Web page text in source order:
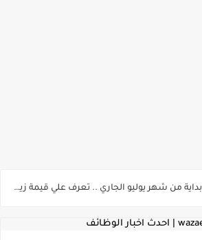
بداية من شهر يوليو الجاري .. تعرف علي قيمة زيادة المرتبات والحد الادني للأجور لجميع الدرجات بعد النشر بالجريدة الرسمية